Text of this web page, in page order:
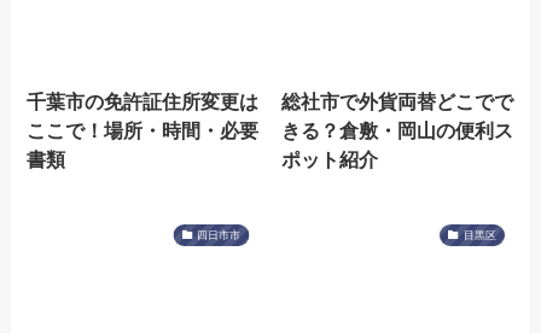
千葉市の免許証住所変更は
ここで！場所・時間・必要
書類
総社市で外貨両替どこでで
きる？倉敷・岡山の便利ス
ポット紹介
四日市市 目黒区